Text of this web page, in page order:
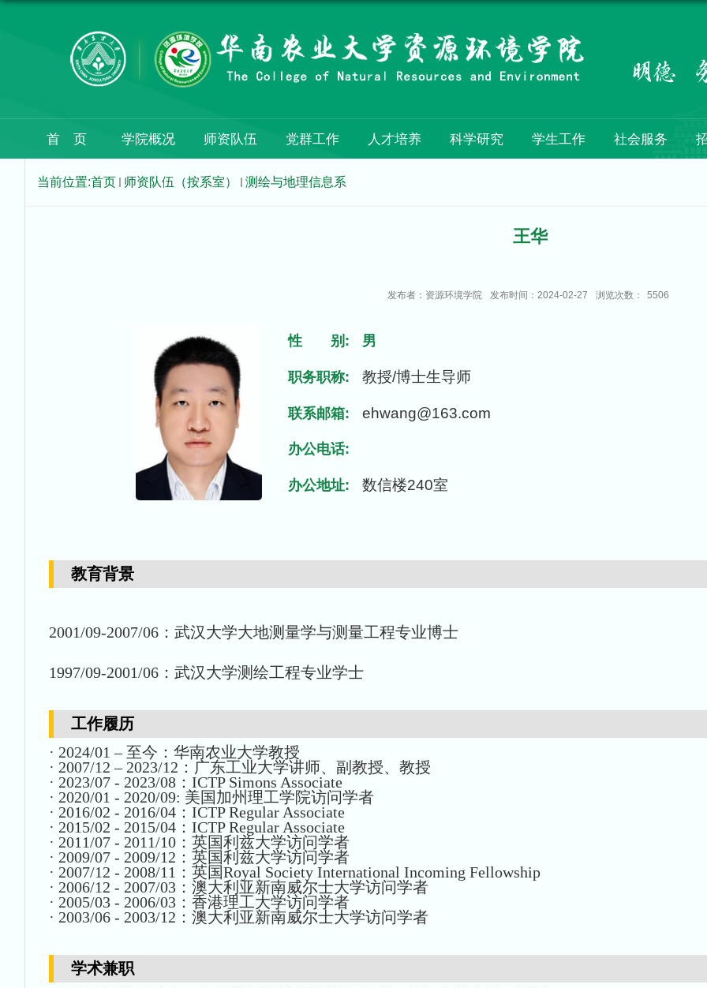
首 页 学院概况 师资队伍 党群工作 人才培养 科学研究 学生工作 社会服务
当前位置:首页 师资队伍（按系室） 测绘与地理信息系
王华
发布者：资源环境学院 发布时间：2024-02-27 浏览次数： 5506
性 别: 男
职务职称: 教授/博士生导师
联系邮箱: ehwang@163.com
办公电话:
办公地址: 数信楼240室
教育背景
2001/09-2007/06 ：武汉大学大地测量学与测量工程专业博士
1997/09-2001/06 ：武汉大学测绘工程专业学士
工作履历
· 2024/01 –至今：华南农业大学教授
· 2007/12 – 2023/12 ：广东工业大学讲师、副教授、 教授
· 2023/07 - 2023/08 ： ICTP Simons Associate
· 2020/01 - 2020/09: 美国加州理工学院访问学者
· 2016/02 - 2016/04 ： ICTP Regular Associate
· 2015/02 - 2015/04 ： ICTP Regular Associate
· 2011/07 - 2011/10 ：英国利兹大学访问学者
· 2009/07 - 2009/12 ：英国利兹大学访问学者
· 2007/12 - 2008/11 ：英国Royal Society International Incoming Fellowship
· 2006/12 - 2007/03 ：澳大利亚新南威尔士大学访问学者
· 2005/03 - 2006/03 ：香港理工大学访问学者
· 2003/06 - 2003/12 ：澳大利亚新南威尔士大学访问学者
学术兼职